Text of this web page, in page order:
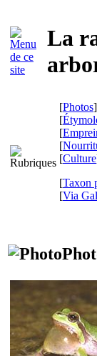
La
[Photos
[
[
[
[Culture
[Taxon
[Via